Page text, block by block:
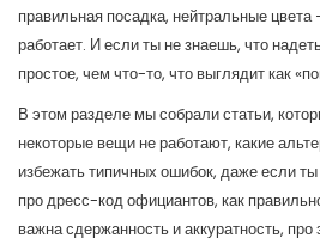
правильная посадка, нейтральные
работает. И если ты не знаешь, что
простое, чем что-то, что выглядит как
В этом разделе мы собрали статьи,
некоторые вещи не работают, какие
избежать типичных ошибок, даже если
продресс-код официантов, как
важна сдержанность и аккуратность, про